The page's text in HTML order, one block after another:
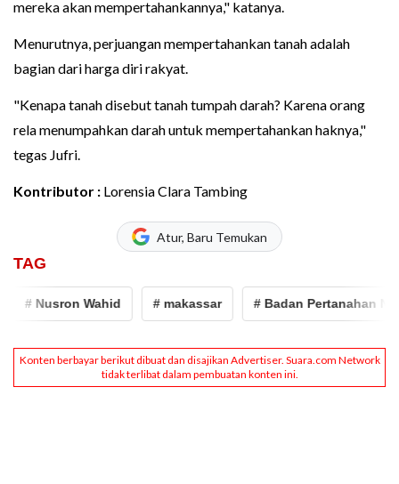
mereka akan mempertahankannya," katanya.
Menurutnya, perjuangan mempertahankan tanah adalah
bagian dari harga diri rakyat.
"Kenapa tanah disebut tanah tumpah darah? Karena orang
rela menumpahkan darah untuk mempertahankan haknya,"
tegas Jufri.
Kontributor : Lorensia Clara Tambing
Atur, Baru Temukan
TAG
Nusron Wahid # makassar # Badan Pertanahan